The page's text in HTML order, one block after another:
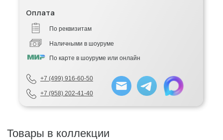
+7 (958) 202-41-40
+7 (499) 916-60-50
По реквизитам
Наличными в шоуруме
По карте в шоуруме или онлайн
Оплата